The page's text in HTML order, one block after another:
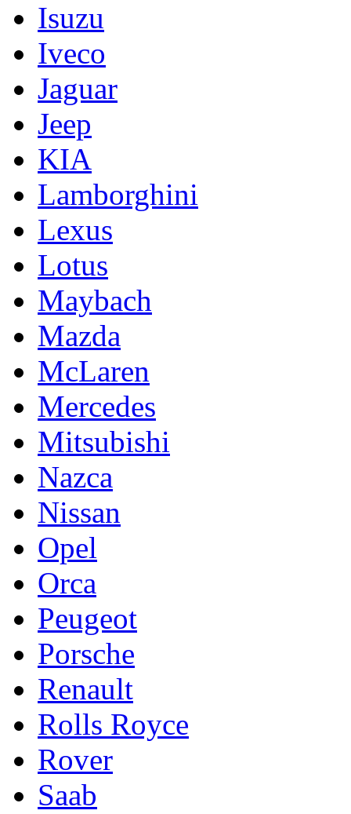
Isuzu
Iveco
Jaguar
Jeep
KIA
Lamborghini
Lexus
Lotus
Maybach
Mazda
McLaren
Mercedes
Mitsubishi
Nazca
Nissan
Opel
Orca
Peugeot
Porsche
Renault
Rolls Royce
Rover
Saab